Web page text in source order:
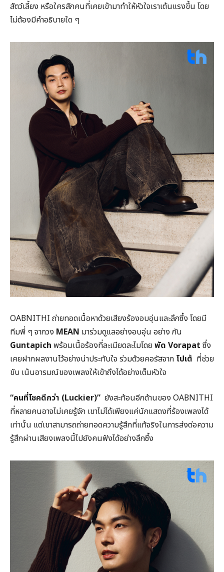
สัตว์เลี้ยง หรือใครสักคนที่เคยเข้ามาทำให้หัวใจเราเต้นแรงขึ้น โดย
ไม่ต้องมีคำอธิบายใด ๆ
OABNITHI ถ่ายทอดเนื้อหาด้วยเสียงร้องอบอุ่นและลึกซึ้ง โดยมี
ทีมพี่ ๆ จากวง MEAN มาร่วมดูแลอย่างอบอุ่น อย่าง กัน
Guntapich พร้อมเนื้อร้องที่ละเมียดละไมโดยพัด Vorapat ซึ่ง
เคยฝากผลงานไว้อย่างน่าประทับใจ ร่วมด้วยคอรัสจาก โปเต้ ที่ช่วย
ขับ เน้นอารมณ์ของเพลงให้เข้าถึงได้อย่างเต็มหัวใจ
“คนที่โชคดีกว่า (Luckier)” ยังสะท้อนอีกด้านของ OABNITHI
ที่หลายคนอาจไม่เคยรู้จัก เขาไม่ได้เพียงแค่นักแสดงที่ร้องเพลงได้
เท่านั้น แต่เขาสามารถถ่ายทอดความรู้สึกที่แท้จริงในการส่งต่อความ
รู้สึกผ่านเสียงเพลงนี้ไปยังคนฟังได้อย่างลึกซึ้ง